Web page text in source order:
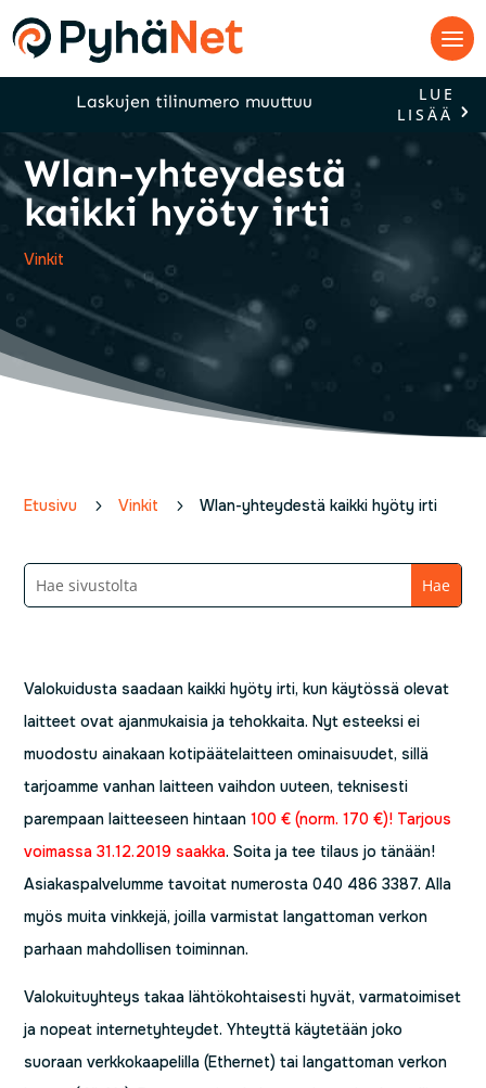
Laskujen tilinumero muuttuu
LUE
LISÄÄ
Wlan-yhteydestä
kaikki hyöty irti
Vinkit
Etusivu 5 Vinkit 5 Wlan-yhteydestä kaikki hyöty irti
Valokuidusta saadaan kaikki hyöty irti, kun käytössä olevat
laitteet ovat ajanmukaisia ja tehokkaita. Nyt esteeksi ei
muodostu ainakaan kotipäätelaitteen ominaisuudet, sillä
tarjoamme vanhan laitteen vaihdon uuteen, teknisesti
parempaan laitteeseen hintaan100 € (norm. 170 €)! Tarjous
voimassa 31.12.2019 saakka. Soita ja tee tilaus jo tänään!
Asiakaspalvelumme tavoitat numerosta 040 486 3387. Alla
myös muita vinkkejä, joilla varmistat langattoman verkon
parhaan mahdollisen toiminnan.
Valokuituyhteys takaa lähtökohtaisesti hyvät, varmatoimiset
ja nopeat internetyhteydet. Yhteyttä käytetään joko
suoraan verkkokaapelilla (Ethernet) tai langattoman verkon